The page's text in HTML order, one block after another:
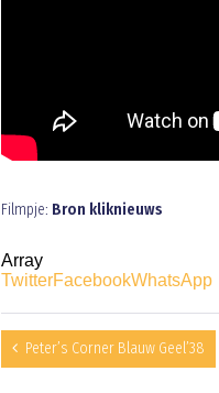
Filmpje: Bron kliknieuws
Array
TwitterFacebookWhatsApp
Peter’s Corner Blauw Geel’38